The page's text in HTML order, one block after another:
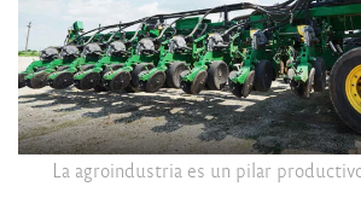
La agroindustria es un pilar